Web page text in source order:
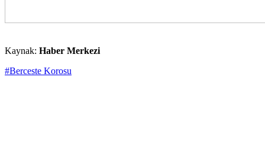
Kaynak: Haber Merkezi
#Berceste Korosu